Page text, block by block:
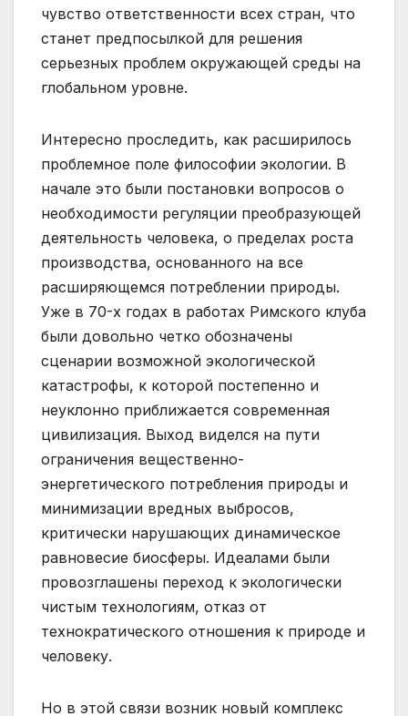
чувство ответственности всех стран, что
станет предпосылкой для решения
серьезных проблем окружающей среды на
глобальном уровне.
Интересно проследить, как расширилось
проблемное поле философии экологии. В
начале это были постановки вопросов о
необходимости регуляции преобразующей
деятельность человека, о пределах роста
производства, основанного на все
расширяющемся потреблении природы.
Уже в 70-х годах в работах Римского клуба
были довольно четко обозначены
сценарии возможной экологической
катастрофы, к которой постепенно и
неуклонно приближается современная
цивилизация. Выход виделся на пути
ограничения вещественно-
энергетического потребления природы и
минимизации вредных выбросов,
критически нарушающих динамическое
равновесие биосферы. Идеалами были
провозглашены переход к экологически
чистым технологиям, отказ от
технократического отношения к природе и
человеку.
Но в этой связи возник новый комплекс